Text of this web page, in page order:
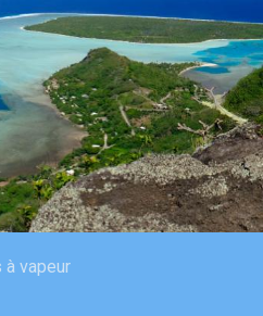
vapeur